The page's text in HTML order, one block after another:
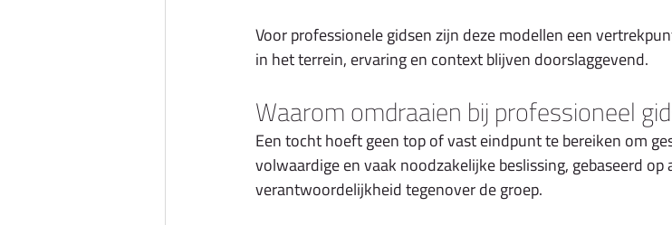
Voor professionele gidsen zijn deze modellen een
in het terrein, ervaring en context blijven doorslaggevend.
Waarom omdraaien bij professioneel
Een tocht hoeft geen top of vast eindpunt te bereiken om
volwaardige en vaak noodzakelijke beslissing, gebaseerd op
verantwoordelijkheid tegenover de groep.